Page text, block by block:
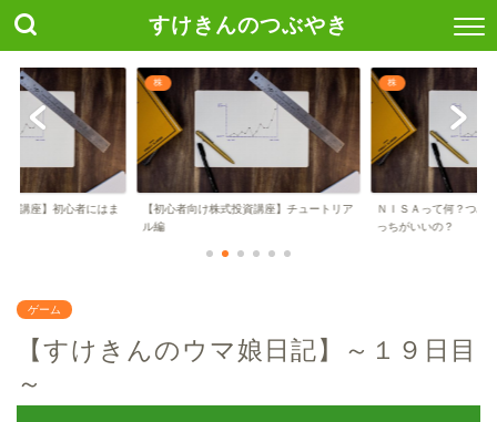
すけきんのつぶやき
資講座】初心者にはま
株
【初心者向け株式投資講座】チュートリア
ル編
株
ＮＩＳＡって何？つみ
っちがいいの？
ゲーム
【すけきんのウマ娘日記】～１９日目
～